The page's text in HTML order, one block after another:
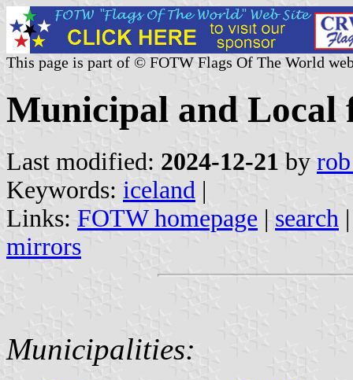
This page is part of © FOTW Flags Of The World
Municipal and Local
Last modified: 2024-12-21 by
Keywords: iceland |
Links: FOTW homepage | search
mirrors
Municipalities: